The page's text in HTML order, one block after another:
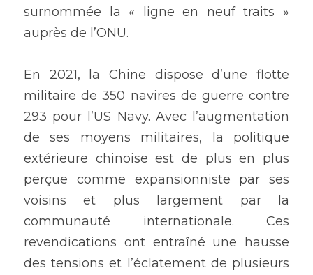
surnommée la « ligne en neuf traits »
auprès de l’ONU.
En 2021, la Chine dispose d’une flotte
militaire de 350 navires de guerre contre
293 pour l’US Navy. Avec l’augmentation
de ses moyens militaires, la politique
extérieure chinoise est de plus en plus
perçue comme expansionniste par ses
voisins et plus largement par la
communauté internationale. Ces
revendications ont entraîné une hausse
des tensions et l’éclatement de plusieurs